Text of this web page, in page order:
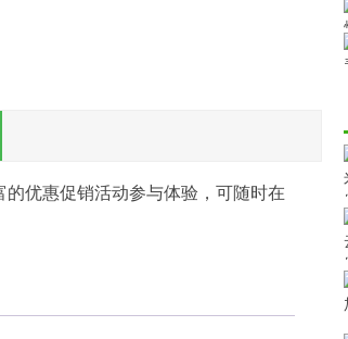
优惠促销活动参与体验，可随时在